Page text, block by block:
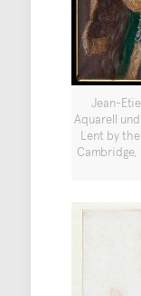
Jean-
Aquarell
Lent by